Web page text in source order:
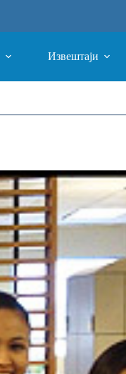
Извештаји